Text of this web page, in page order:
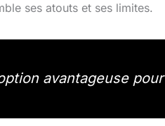
ses atouts et ses limites.
avantageuse